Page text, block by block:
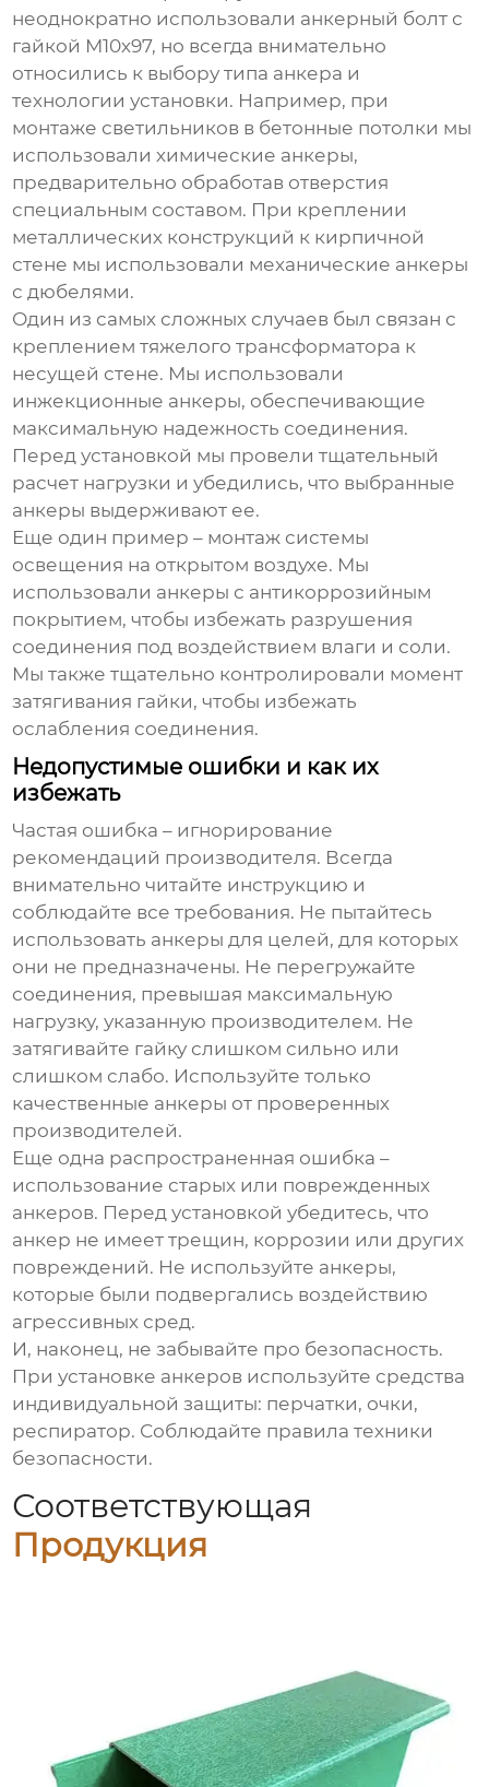
неоднократно использовали анкерный болт с
гайкой М10х97, но всегда внимательно
относились к выбору типа анкера и
технологии установки. Например, при
монтаже светильников в бетонные потолки мы
использовали химические анкеры,
предварительно обработав отверстия
специальным составом. При креплении
металлических конструкций к кирпичной
стене мы использовали механические анкеры
с дюбелями.
Один из самых сложных случаев был связан с
креплением тяжелого трансформатора к
несущей стене. Мы использовали
инжекционные анкеры, обеспечивающие
максимальную надежность соединения.
Перед установкой мы провели тщательный
расчет нагрузки и убедились, что выбранные
анкеры выдерживают ее.
Еще один пример – монтаж системы
освещения на открытом воздухе. Мы
использовали анкеры с антикоррозийным
покрытием, чтобы избежать разрушения
соединения под воздействием влаги и соли.
Мы также тщательно контролировали момент
затягивания гайки, чтобы избежать
ослабления соединения.
Недопустимые ошибки и как их
избежать
Частая ошибка – игнорирование
рекомендаций производителя. Всегда
внимательно читайте инструкцию и
соблюдайте все требования. Не пытайтесь
использовать анкеры для целей, для которых
они не предназначены. Не перегружайте
соединения, превышая максимальную
нагрузку, указанную производителем. Не
затягивайте гайку слишком сильно или
слишком слабо. Используйте только
качественные анкеры от проверенных
производителей.
Еще одна распространенная ошибка –
использование старых или поврежденных
анкеров. Перед установкой убедитесь, что
анкер не имеет трещин, коррозии или других
повреждений. Не используйте анкеры,
которые были подвергались воздействию
агрессивных сред.
И, наконец, не забывайте про безопасность.
При установке анкеров используйте средства
индивидуальной защиты: перчатки, очки,
респиратор. Соблюдайте правила техники
безопасности.
Соответствующая
Продукция